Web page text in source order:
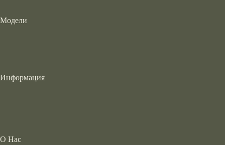
Модели
Информация
О Нас